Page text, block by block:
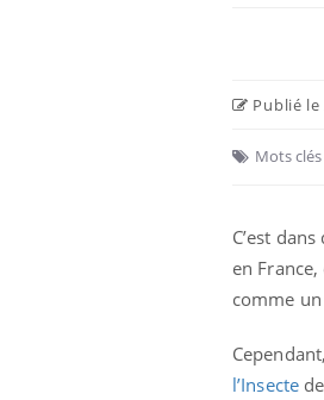
Publié le
Mots clés
C’est
en
comme un
l’Insectede
Eczéma
expliquer ma